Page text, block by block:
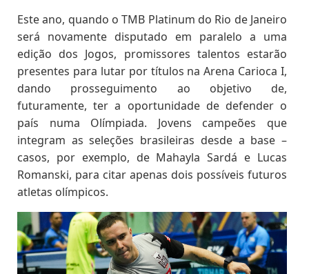
Este ano, quando o TMB Platinum do Rio de Janeiro
será novamente disputado em paralelo a uma
edição dos Jogos, promissores talentos estarão
presentes para lutar por títulos na Arena Carioca I,
dando prosseguimento ao objetivo de,
futuramente, ter a oportunidade de defender o
país numa Olímpiada. Jovens campeões que
integram as seleções brasileiras desde a base –
casos, por exemplo, de Mahayla Sardá e Lucas
Romanski, para citar apenas dois possíveis futuros
atletas olímpicos.